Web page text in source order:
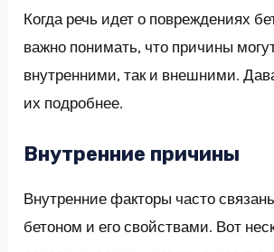
Когда речь идет о повреждениях
важно понимать, что причины
внутренними, так и внешними.
их подробнее.
Внутренние причины
Внутренние факторы часто
бетоном и его свойствами. Вот